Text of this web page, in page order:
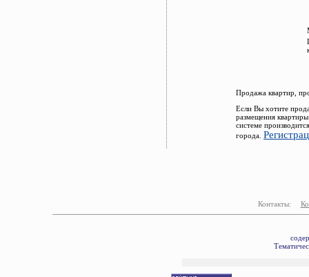
Продажа квартир,
Если Вы хотите
размещения
системе
города.
Контакты: